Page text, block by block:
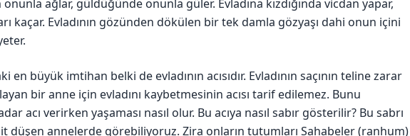
onunla ağlar, güldüğünde onunla güler. Evladına kızdığında vicdan yapar,
kaçar. Evladının gözünden dökülen bir tek damla gözyaşı dahi onun içini
en büyük imtihan belki de evladının acısıdır. Evladının saçının teline zarar
bir anne için evladını kaybetmesinin acısı tarif edilemez. Bunu
acı verirken yaşaması nasıl olur. Bu acıya nasıl sabır gösterilir? Bu sabrı
düşen annelerde görebiliyoruz. Zira onların tutumları Sahabeler (ranhum)